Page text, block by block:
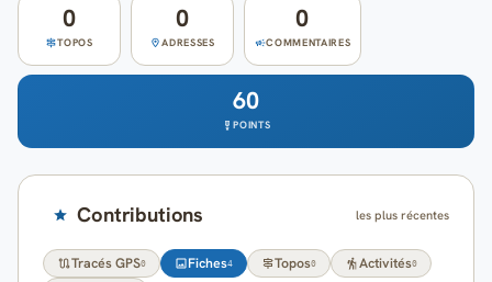
0
TOPOS
0
ADRESSES
0
COMMENTAIRES
60
POINTS
Contributions les plus récentes
Tracés GPS0 Fiches4 Topos0 Activités0